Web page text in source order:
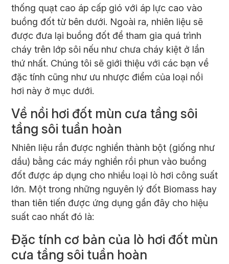
thống quạt cao áp cấp gió với áp lực cao vào
buồng đốt từ bên dưới. Ngoài ra, nhiên liệu sẽ
được đưa lại buồng đốt để tham gia quá trình
cháy trên lớp sôi nếu như chưa cháy kiệt ở lần
thứ nhất. Chúng tôi sẽ giới thiệu với các bạn về
đặc tính cũng như ưu nhược điểm của loại nồi
hơi này ở mục dưới.
Về nồi hơi đốt mùn cưa tầng sôi
tầng sôi tuần hoàn
Nhiên liệu rắn được nghiền thành bột (giống như
dầu) bằng các máy nghiền rồi phun vào buồng
đốt được áp dụng cho nhiều loại lò hơi công suất
lớn. Một trong những nguyên lý đốt Biomass hay
than tiên tiến được ứng dụng gần đây cho hiệu
suất cao nhất đó là:
Đặc tính cơ bản của lò hơi đốt mùn
cưa tầng sôi tuần hoàn